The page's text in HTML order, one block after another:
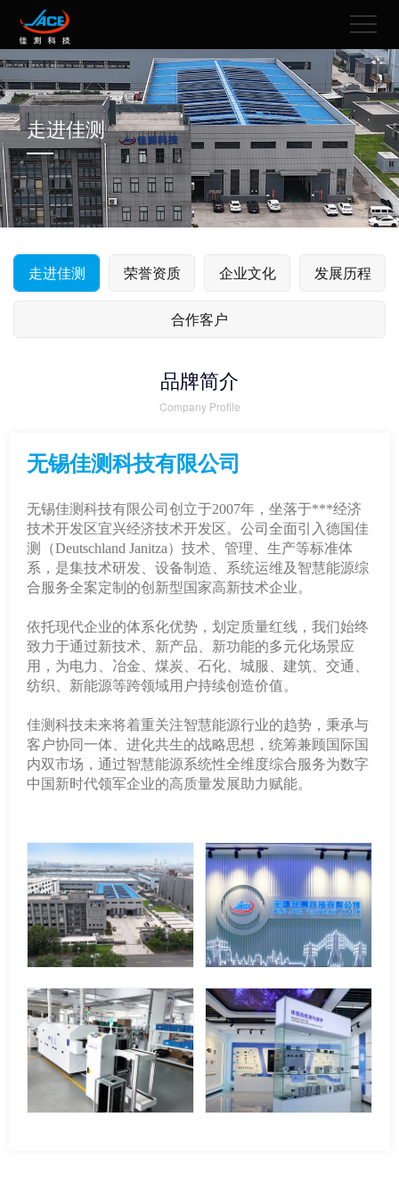
走进佳测
走进佳测 荣誉资质 企业文化 发展历程
合作客户
品牌简介
Company Profile
无锡佳测科技有限公司
无锡佳测科技有限公司创立于2007年，坐落于***经济
技术开发区宜兴经济技术开发区。公司全面引入德国佳
测（Deutschland Janitza）技术、管理、生产等标准体
系，是集技术研发、设备制造、系统运维及智慧能源综
合服务全案定制的创新型国家高新技术企业。
依托现代企业的体系化优势，划定质量红线，我们始终
致力于通过新技术、新产品、新功能的多元化场景应
用，为电力、冶金、煤炭、石化、城服、建筑、交通、
纺织、新能源等跨领域用户持续创造价值。
佳测科技未来将着重关注智慧能源行业的趋势，秉承与
客户协同一体、进化共生的战略思想，统筹兼顾国际国
内双市场，通过智慧能源系统性全维度综合服务为数字
中国新时代领军企业的高质量发展助力赋能。